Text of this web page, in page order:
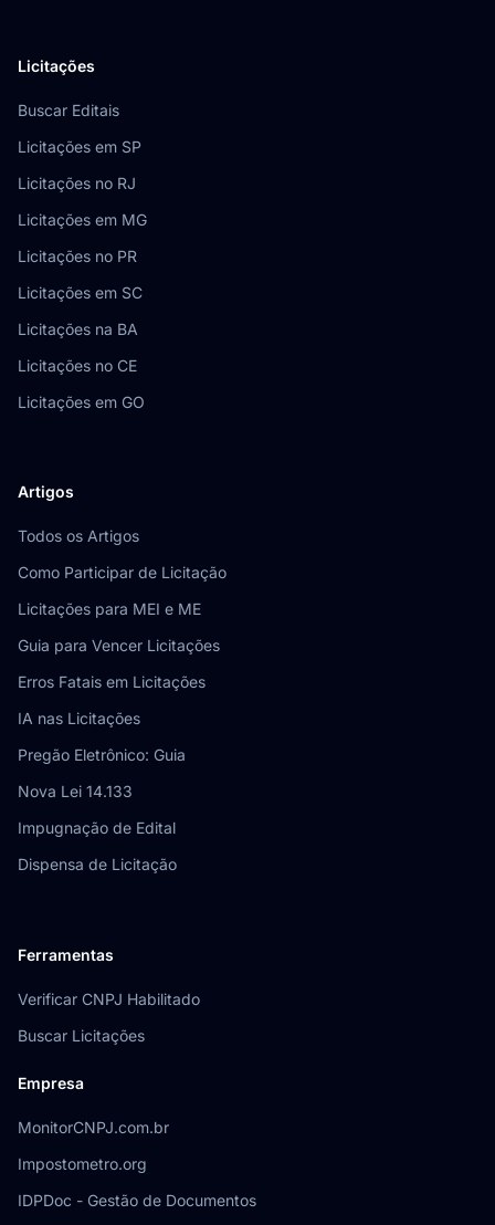
Licitações
Buscar Editais
Licitações em SP
Licitações no RJ
Licitações em MG
Licitações no PR
Licitações em SC
Licitações na BA
Licitações no CE
Licitações em GO
Artigos
Todos os Artigos
Como Participar de Licitação
Licitações para MEI e ME
Guia para Vencer Licitações
Erros Fatais em Licitações
IA nas Licitações
Pregão Eletrônico: Guia
Nova Lei 14.133
Impugnação de Edital
Dispensa de Licitação
Ferramentas
Verificar CNPJ Habilitado
Buscar Licitações
Empresa
MonitorCNPJ.com.br
Impostometro.org
IDPDoc - Gestão de Documentos